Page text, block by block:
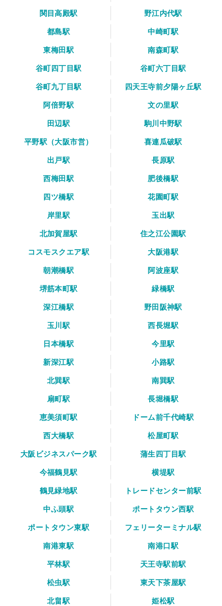
関目高殿駅
野江内代駅
都島駅
中崎町駅
東梅田駅
南森町駅
谷町四丁目駅
谷町六丁目駅
谷町九丁目駅
四天王寺前夕陽ヶ丘駅
阿倍野駅
文の里駅
田辺駅
駒川中野駅
平野駅（大阪市営）
喜連瓜破駅
出戸駅
長原駅
西梅田駅
肥後橋駅
四ツ橋駅
花園町駅
岸里駅
玉出駅
北加賀屋駅
住之江公園駅
コスモスクエア駅
大阪港駅
朝潮橋駅
阿波座駅
堺筋本町駅
緑橋駅
深江橋駅
野田阪神駅
玉川駅
西長堀駅
日本橋駅
今里駅
新深江駅
小路駅
北巽駅
南巽駅
扇町駅
長堀橋駅
恵美須町駅
ドーム前千代崎駅
西大橋駅
松屋町駅
大阪ビジネスパーク駅
蒲生四丁目駅
今福鶴見駅
横堤駅
鶴見緑地駅
トレードセンター前駅
中ふ頭駅
ポートタウン西駅
ポートタウン東駅
フェリーターミナル駅
南港東駅
南港口駅
平林駅
天王寺駅前駅
松虫駅
東天下茶屋駅
北畠駅
姫松駅